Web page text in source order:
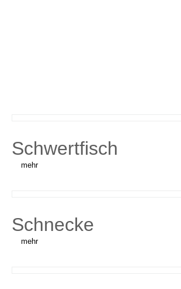
Schwertfisch
mehr
Schnecke
mehr